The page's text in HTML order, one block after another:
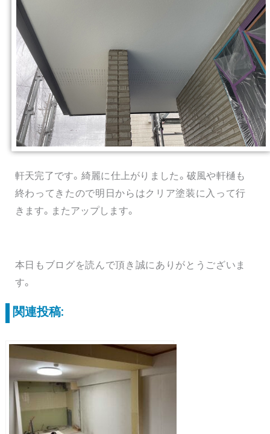
軒天完了です。綺麗に仕上がりました。破風や軒樋も
終わってきたので明日からはクリア塗装に入って行
きます。またアップします。
本日もブログを読んで頂き誠にありがとうございま
す。
関連投稿: